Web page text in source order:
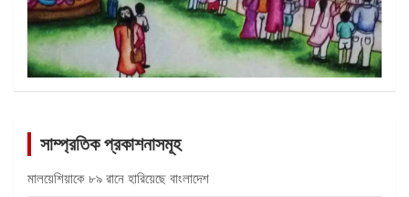
সাম্প্রতিক প্রকাশনাসমূহ
মালয়েশিয়াকে ৮৯ রানে হারিয়েছে বাংলাদেশ